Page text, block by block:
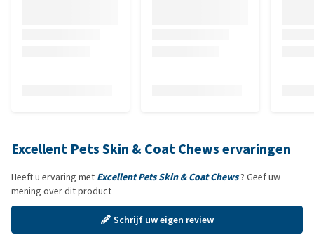
Excellent Pets Skin & Coat Chews ervaringen
Heeft u ervaring met Excellent Pets Skin & Coat Chews? Geef uw
mening over dit product
Schrijf uw eigen review